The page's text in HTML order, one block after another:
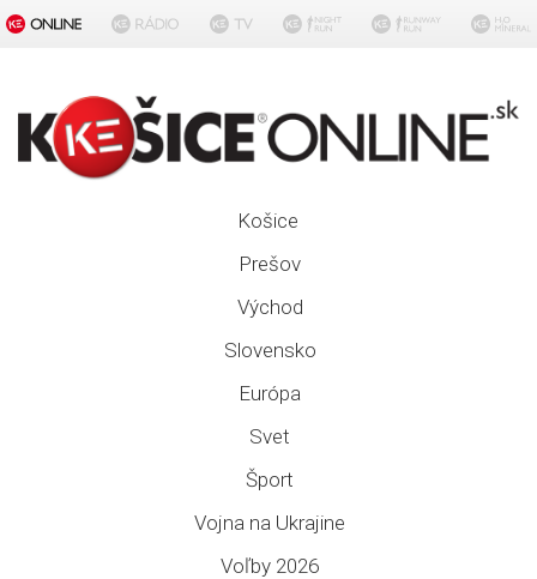
Košice
Prešov
Východ
Slovensko
Európa
Svet
Šport
Vojna na Ukrajine
Voľby 2026